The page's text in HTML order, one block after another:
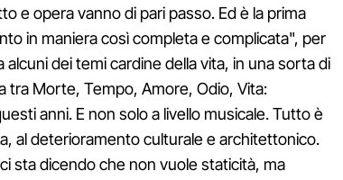
e opera vanno di pari passo. Ed è la prima
in maniera così completa e complicata", per
dei temi cardine della vita, in una sorta di
tra Morte, Tempo, Amore, Odio, Vita:
anni. E non solo a livello musicale. Tutto è
al deterioramento culturale e architettonico.
sta dicendo che non vuole staticità, ma